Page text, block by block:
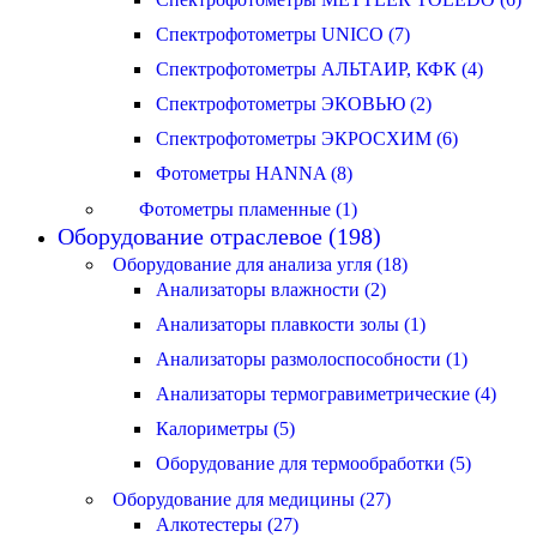
Спектрофотометры UNICO (7)
Спектрофотометры АЛЬТАИР, КФК (4)
Спектрофотометры ЭКОВЬЮ (2)
Спектрофотометры ЭКРОСХИМ (6)
Фотометры HANNA (8)
Фотометры пламенные (1)
Оборудование отраслевое (198)
Оборудование для анализа угля (18)
Анализаторы влажности (2)
Анализаторы плавкости золы (1)
Анализаторы размолоспособности (1)
Анализаторы термогравиметрические (4)
Калориметры (5)
Оборудование для термообработки (5)
Оборудование для медицины (27)
Алкотестеры (27)